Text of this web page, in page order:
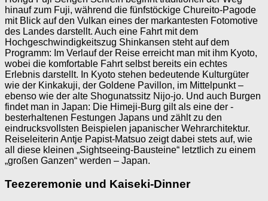
hinauf zum Fuji, während die fünfstöckige Chureito-Pagode
mit Blick auf den Vulkan eines der markantesten Fotomotive
des Landes darstellt. Auch eine Fahrt mit dem
Hochgeschwindigkeitszug Shinkansen steht auf dem
Programm: Im Verlauf der Reise erreicht man mit ihm Kyoto,
wobei die komfortable Fahrt selbst bereits ein echtes
Erlebnis darstellt. In Kyoto stehen bedeutende Kulturgüter
wie der Kinkakuji, der Goldene Pavillon, im Mittelpunkt –
ebenso wie der alte Shogunatssitz Nijo-jo. Und auch Burgen
findet man in Japan: Die Himeji-Burg gilt als eine der ­
besterhaltenen Festungen Japans und zählt zu den
eindrucksvollsten Beispielen japanischer Wehrarchitektur.
Reiseleiterin ­Antje Papist-Matsuo zeigt dabei stets auf, wie
all diese kleinen „Sightseeing-Bausteine“ letztlich zu einem
„großen Ganzen“ werden – Japan.
Teezeremonie und Kaiseki-Dinner